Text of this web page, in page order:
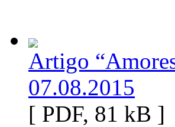
Artigo
07.08.2015
[ PDF, 81 kB ]